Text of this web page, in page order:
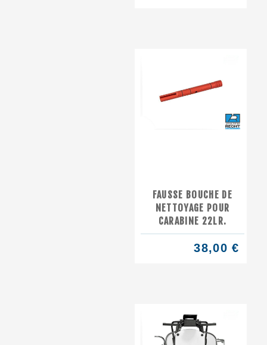
FAUSSE BOUCHE DE
NETTOYAGE POUR
CARABINE 22LR.
38,00 €